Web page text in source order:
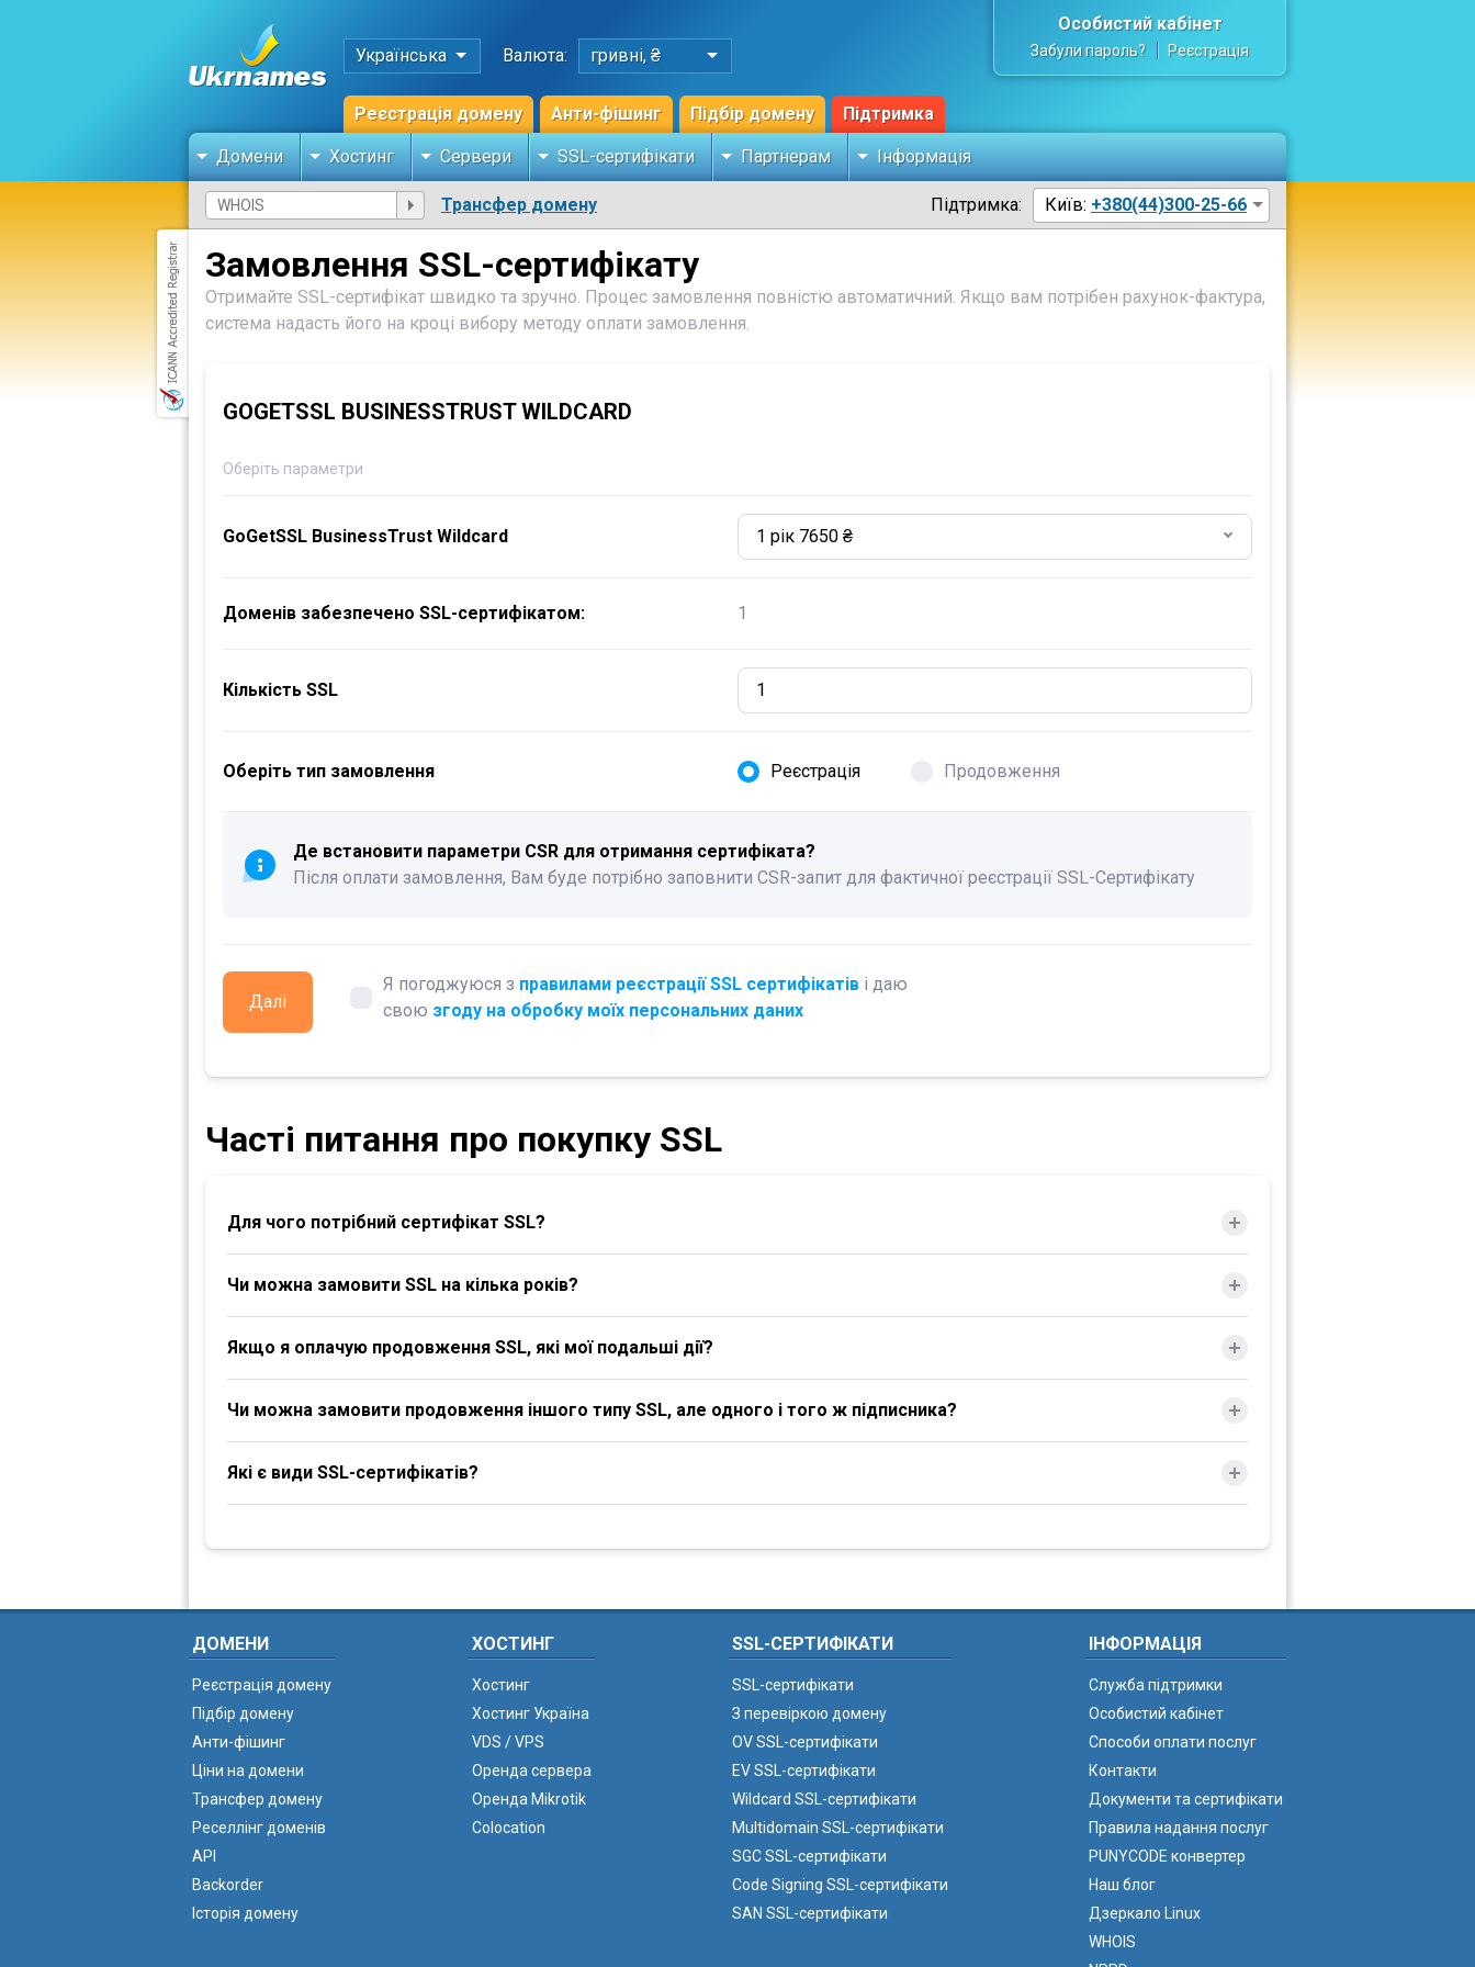
Українська Валюта: гривні, ₴
Реєстрація домену Анти-фішинг Підбір домену Підтримка
Особистий кабінет
Забули пароль? Реєстрація
Домени Хостинг Сервери SSL-сертифікати Партнерам Інформація
Трансфер домену Підтримка: Київ: +380(44)300-25-66
Замовлення SSL-сертифікату
Отримайте SSL-сертифікат швидко та зручно. Процес замовлення повністю автоматичний. Якщо вам потрібен рахунок-фактура,
система надасть його на кроці вибору методу оплати замовлення.
GOGETSSL BUSINESSTRUST WILDCARD
Оберіть параметри
GoGetSSL BusinessTrust Wildcard 1 рік 7650 ₴
Доменів забезпечено SSL-сертифікатом: 1
Кількість SSL
Оберіть тип замовлення Реєстрація Продовження
Де встановити параметри CSR для отримання сертифіката?
Після оплати замовлення, Вам буде потрібно заповнити CSR-запит для фактичної реєстрації SSL-Сертифікату
Далі
Я погоджуюся з правилами реєстрації SSL сертифікатів і даю
свою згоду на обробку моїх персональних даних
Часті питання про покупку SSL
Для чого потрібний сертифікат SSL?
Чи можна замовити SSL на кілька років?
Якщо я оплачую продовження SSL, які мої подальші дії?
Чи можна замовити продовження іншого типу SSL, але одного і того ж підписника?
Які є види SSL-сертифікатів?
ДОМЕНИ
Реєстрація домену
Підбір домену
Анти-фішинг
Ціни на домени
Трансфер домену
Реселлінг доменів
API
Backorder
Історія домену
ХОСТИНГ
Хостинг
Хостинг Україна
VDS / VPS
Оренда сервера
Оренда Mikrotik
Colocation
SSL-СЕРТИФІКАТИ
SSL-сертифікати
З перевіркою домену
OV SSL-сертифікати
EV SSL-сертифікати
Wildcard SSL-сертифікати
Multidomain SSL-сертифікати
SGC SSL-сертифікати
Code Signing SSL-сертифікати
SAN SSL-сертифікати
ІНФОРМАЦІЯ
Служба підтримки
Особистий кабінет
Способи оплати послуг
Контакти
Документи та сертифікати
Правила надання послуг
PUNYCODE конвертер
Наш блог
Дзеркало Linux
WHOIS